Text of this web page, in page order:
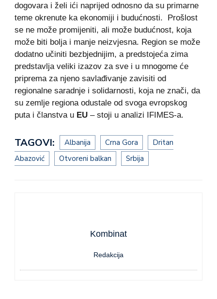
dogovara i želi ići naprijed odnosno da su primarne
teme okrenute ka ekonomiji i budućnosti. Prošlost
se ne može promijeniti, ali može budućnost, koja
može biti bolja i manje neizvjesna. Region se može
dodatno učiniti bezbjednijim, a predstojeća zima
predstavlja veliki izazov za sve i u mnogome će
priprema za njeno savlađivanje zavisiti od
regionalne saradnje i solidarnosti, koja ne znači, da
su zemlje regiona odustale od svoga evropskog
puta i članstva u EU – stoji u analizi IFIMES-a.
TAGOVI: Albanija Crna Gora
Dritan
Abazović
Otvoreni balkan Srbija
Kombinat
Redakcija